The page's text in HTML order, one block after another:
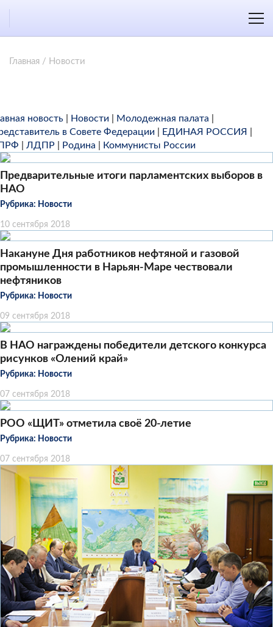
Главная / Новости
новость Новости Молодежная палата
в Совете Федерации
ЕДИНАЯ РОССИЯ
ЛДПР Родина Коммунисты России
Предварительные итоги парламентских выборов в
НАО
Рубрика: Новости
10 сентября 2018
Накануне Дня работников нефтяной и газовой
промышленности в Нарьян-Маре чествовали
нефтяников
Рубрика: Новости
09 сентября 2018
В НАО награждены победители детского конкурса
рисунков «Олений край»
Рубрика: Новости
07 сентября 2018
РОО «ЩИТ» отметила своё 20-летие
Рубрика: Новости
07 сентября 2018